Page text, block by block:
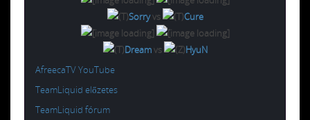
Sorryvs Cure
Dreamvs
HyuN
AfreecaTV YouTube
TeamLiquid előzetes
TeamLiquid fórum